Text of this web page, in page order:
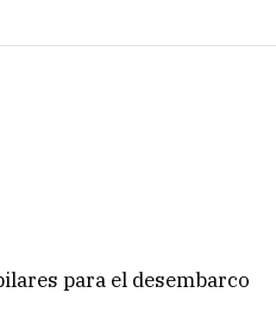
para el desembarco